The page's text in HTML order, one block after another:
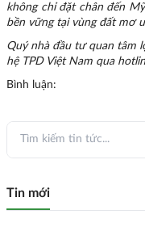
không chỉ đặt chân đến
bền vững tại vùng đất mơ
Quý nhà đầu tư quan tâm
hệ TPD Việt Nam qua
Bình luận:
Tin mới